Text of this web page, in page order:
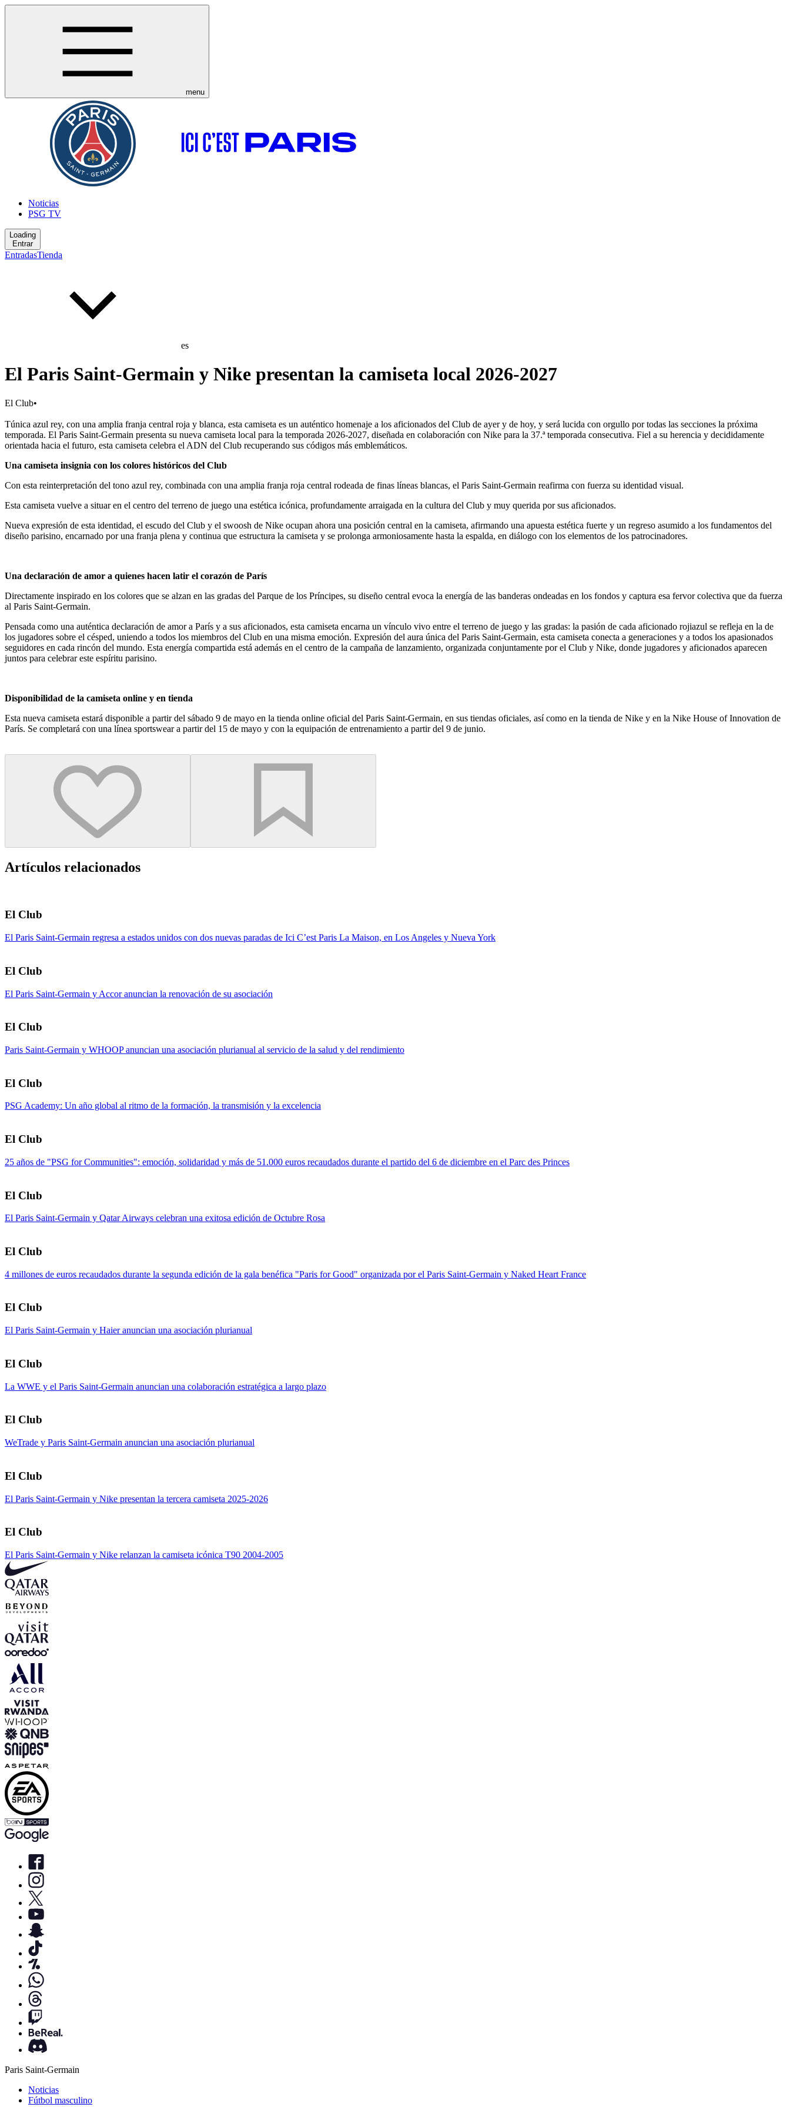
menu
Noticias
PSG TV
Loading
Entrar
EntradasTienda
es
El Paris Saint-Germain y Nike presentan la camiseta local 2026-2027
El Club•
Túnica azul rey, con una amplia franja central roja y blanca, esta camiseta es un auténtico homenaje a los aficionados del Club de ayer y de hoy, y será lucida con orgullo por todas las secciones la próxima
temporada. El Paris Saint-Germain presenta su nueva camiseta local para la temporada 2026-2027, diseñada en colaboración con Nike para la 37.ª temporada consecutiva. Fiel a su herencia y decididamente
orientada hacia el futuro, esta camiseta celebra el ADN del Club recuperando sus códigos más emblemáticos.
Una camiseta insignia con los colores históricos del Club
Con esta reinterpretación del tono azul rey, combinada con una amplia franja roja central rodeada de finas líneas blancas, el Paris Saint-Germain reafirma con fuerza su identidad visual.
Esta camiseta vuelve a situar en el centro del terreno de juego una estética icónica, profundamente arraigada en la cultura del Club y muy querida por sus aficionados.
Nueva expresión de esta identidad, el escudo del Club y el swoosh de Nike ocupan ahora una posición central en la camiseta, afirmando una apuesta estética fuerte y un regreso asumido a los fundamentos del
diseño parisino, encarnado por una franja plena y continua que estructura la camiseta y se prolonga armoniosamente hasta la espalda, en diálogo con los elementos de los patrocinadores.
Una declaración de amor a quienes hacen latir el corazón de París
Directamente inspirado en los colores que se alzan en las gradas del Parque de los Príncipes, su diseño central evoca la energía de las banderas ondeadas en los fondos y captura esa fervor colectiva que da fuerza
al Paris Saint-Germain.
Pensada como una auténtica declaración de amor a París y a sus aficionados, esta camiseta encarna un vínculo vivo entre el terreno de juego y las gradas: la pasión de cada aficionado rojiazul se refleja en la de
los jugadores sobre el césped, uniendo a todos los miembros del Club en una misma emoción. Expresión del aura única del Paris Saint-Germain, esta camiseta conecta a generaciones y a todos los apasionados
seguidores en cada rincón del mundo. Esta energía compartida está además en el centro de la campaña de lanzamiento, organizada conjuntamente por el Club y Nike, donde jugadores y aficionados aparecen
juntos para celebrar este espíritu parisino.
Disponibilidad de la camiseta online y en tienda
Esta nueva camiseta estará disponible a partir del sábado 9 de mayo en la tienda online oficial del Paris Saint-Germain, en sus tiendas oficiales, así como en la tienda de Nike y en la Nike House of Innovation de
París. Se completará con una línea sportswear a partir del 15 de mayo y con la equipación de entrenamiento a partir del 9 de junio.
Artículos relacionados
El Club
El Paris Saint-Germain regresa a estados unidos con dos nuevas paradas de Ici C’est Paris La Maison, en Los Angeles y Nueva York
El Club
El Paris Saint-Germain y Accor anuncian la renovación de su asociación
El Club
Paris Saint-Germain y WHOOP anuncian una asociación plurianual al servicio de la salud y del rendimiento
El Club
PSG Academy: Un año global al ritmo de la formación, la transmisión y la excelencia
El Club
25 años de "PSG for Communities": emoción, solidaridad y más de 51.000 euros recaudados durante el partido del 6 de diciembre en el Parc des Princes
El Club
El Paris Saint-Germain y Qatar Airways celebran una exitosa edición de Octubre Rosa
El Club
4 millones de euros recaudados durante la segunda edición de la gala benéfica "Paris for Good" organizada por el Paris Saint-Germain y Naked Heart France
El Club
El Paris Saint-Germain y Haier anuncian una asociación plurianual
El Club
La WWE y el Paris Saint-Germain anuncian una colaboración estratégica a largo plazo
El Club
WeTrade y Paris Saint-Germain anuncian una asociación plurianual
El Club
El Paris Saint-Germain y Nike presentan la tercera camiseta 2025-2026
El Club
El Paris Saint-Germain y Nike relanzan la camiseta icónica T90 2004-2005
Paris Saint-Germain
Noticias
Fútbol masculino